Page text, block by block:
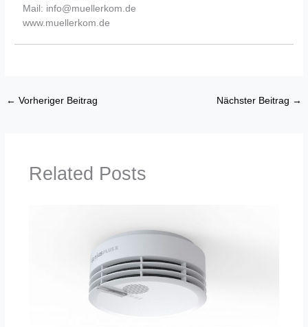
Mail: info@muellerkom.de
www.muellerkom.de
← Vorheriger Beitrag Nächster Beitrag →
Related Posts